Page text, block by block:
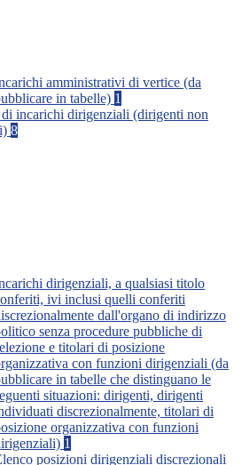
amministrativi di vertice (da
in tabelle) 1
incarichi dirigenziali (dirigenti non
8
dirigenziali, a qualsiasi titolo
ivi inclusi quelli conferiti
dall'organo di indirizzo
senza procedure pubbliche di
e titolari di posizione
con funzioni dirigenziali (da
in tabelle che distinguano le
situazioni: dirigenti, dirigenti
discrezionalmente, titolari di
organizzativa con funzioni
1
posizioni dirigenziali discrezionali